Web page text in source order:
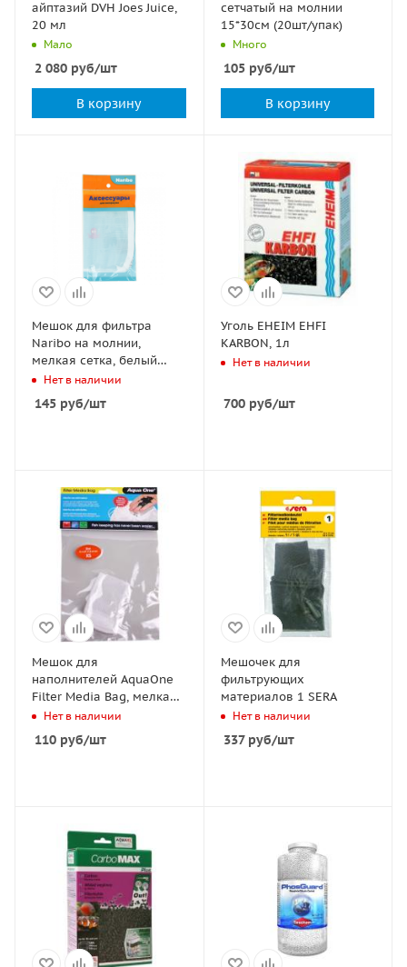
айптазий DVH Joes Juice,
20 мл
Мало
2 080 руб/шт
В корзину
сетчатый на молнии
15*30см (20шт/упак)
Много
105руб/шт
В корзину
Мешок для фильтра
Naribo на молнии,
мелкая сетка, белый
25х30см
Нет в наличии
145 руб/шт
Уголь EHEIM EHFI
KARBON, 1л
Нет в наличии
700руб/шт
Мешок для
наполнителей AquaOne
Filter Media Bag, мелкая
сетка, 7,5*4 см
Нет в наличии
110 руб/шт
Мешочек для
фильтрующих
материалов 1 SERA
Нет в наличии
337руб/шт